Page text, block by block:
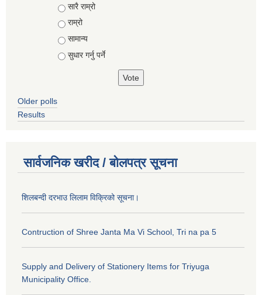
Choices
सारै राम्रो
राम्रो
सामान्य
सुधार गर्नु पर्ने
Older polls
Results
सार्वजनिक खरीद / बोलपत्र सूचना
शिलबन्दी दरभाउ लिलाम विक्रिको सूचना।
Contruction of Shree Janta Ma Vi School, Tri na pa 5
Supply and Delivery of Stationery Items for Triyuga
Municipality Office.